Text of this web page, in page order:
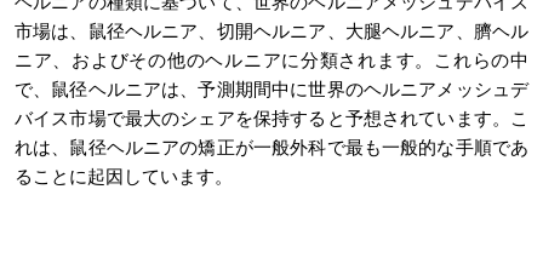
ヘルニアの種類に基づいて、世界のヘルニアメッシュデバイス
市場は、鼠径ヘルニア、切開ヘルニア、大腿ヘルニア、臍ヘル
ニア、およびその他のヘルニアに分類されます。これらの中
で、鼠径ヘルニアは、予測期間中に世界のヘルニアメッシュデ
バイス市場で最大のシェアを保持すると予想されています。こ
れは、鼠径ヘルニアの矯正が一般外科で最も一般的な手順であ
ることに起因しています。